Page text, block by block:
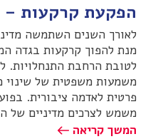
הפקעת קרקעות
לאורך השנים השתמשה
מנת להפוך קרקעות בגדה
לטובת הרחבת התנחלויות.
משמעות משפטית של
פרטית לאדמה ציבורית.
משמש לצרכים מדיניים של
המשך קריאה